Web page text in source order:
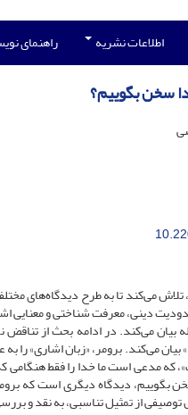
اطلاعات نشریه راهنمای
سخن بگوییم؟
می‌کند تا به طرح دیدگاه‌های
دینی، معرفت شناختی و معنایی
بیان می‌کند. در ادامه بحث از تناقض
می‌کند. برومر، «زبان اشاری»
که مدعی است ما خدا را فقط
بگوییم، دیدگاه دیگری است که
توصیفی از تمثیل تناسبی، به نقد و